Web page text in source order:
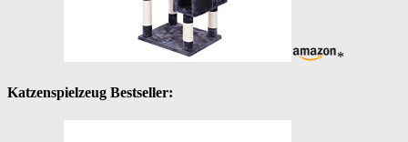
*
Katzenspielzeug Bestseller: